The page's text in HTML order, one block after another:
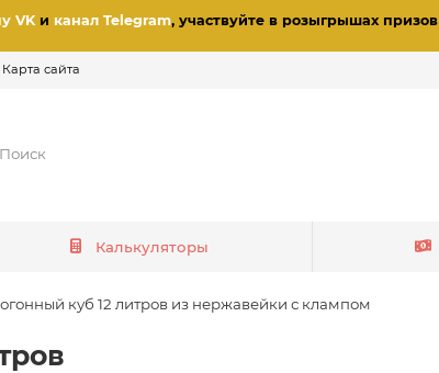
VKи канал Telegram, участвуйте в розыгрышах призов
Карта сайта
Калькуляторы
куб 12 литров из нержавейки с клампом